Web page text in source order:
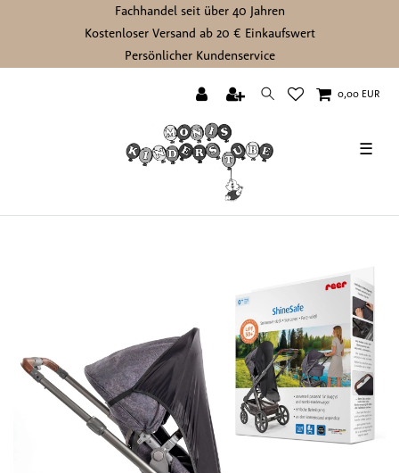
Fachhandel seit über 40 Jahren
Kostenloser Versand ab 20 € Einkaufswert
Persönlicher Kundenservice
0,00 EUR
☰